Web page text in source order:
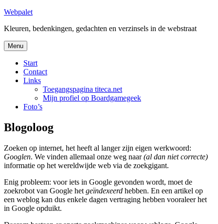
Skip
content
Webpalet
Kleuren, bedenkingen, gedachten en verzinsels in de webstraat
Menu
Start
Contact
Links
Toegangspagina titeca.net
Mijn profiel op Boardgamegeek
Foto’s
Blogoloog
Zoeken op internet, het heeft al langer zijn eigen werkwoord:
Googlen. We vinden allemaal onze weg naar(al dan niet correcte)
informatie op het wereldwijde web via de zoekgigant.
Enig probleem: voor iets in Google gevonden wordt, moet de
zoekrobot van Google het geïndexeerd hebben. En een artikel op
een weblog kan dus enkele dagen vertraging hebben vooraleer het
in Google opduikt.